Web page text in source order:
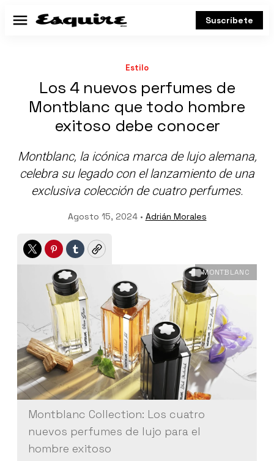
Menú Suscríbete
Estilo
Los 4 nuevos perfumes de
Montblanc que todo hombre
exitoso debe conocer
Montblanc, la icónica marca de lujo alemana,
celebra su legado con el lanzamiento de una
exclusiva colección de cuatro perfumes.
Agosto 15, 2024 • Adrián Morales
TwitterPinterest
TumblrCopy
Montblanc Collection: Los cuatro
nuevos perfumes de lujo para el
hombre exitoso
MONTBLANC